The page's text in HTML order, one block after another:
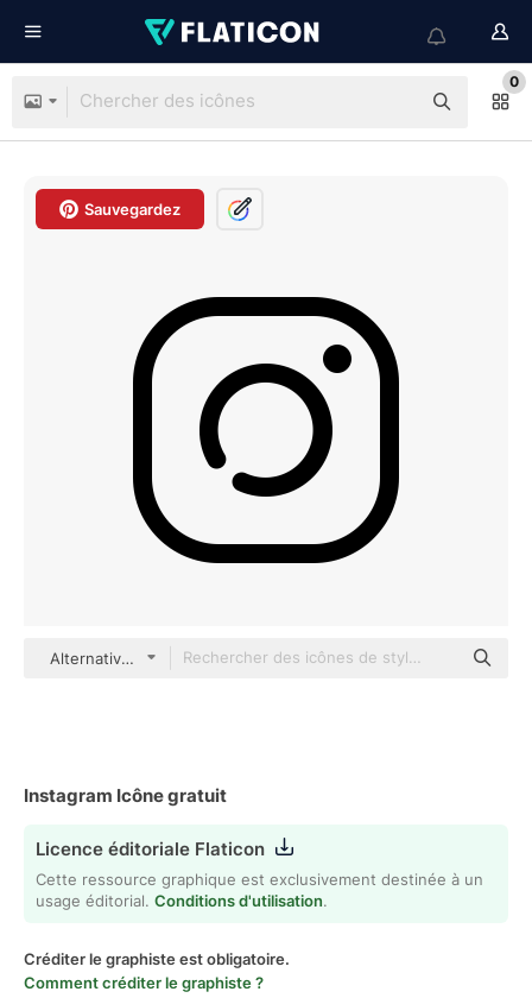
0
Sauvegardez
AlternativeStd Basic Outline
Instagram Icône gratuit
Licence éditoriale Flaticon
Cette ressource graphique est exclusivement destinée à un
usage éditorial. Conditions d'utilisation.
Créditer le graphiste est obligatoire.
Comment créditer le graphiste ?